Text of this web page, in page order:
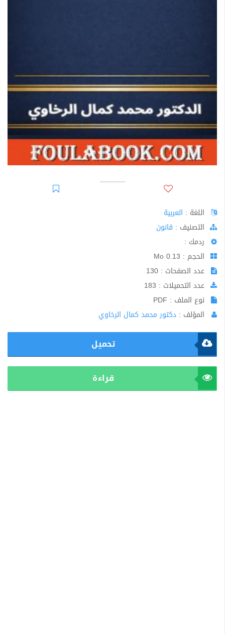
اللغة : العربية
اﻟﺘﺼﻨﻴﻒ : قانون
ردمك :
الحجم : 0.13 Mo
عدد الصفحات : 130
عدد التحميلات : 183
نوع الملف : PDF
المؤلف : دكتور محمد كمال الرخاوي
تحميل
قراءة